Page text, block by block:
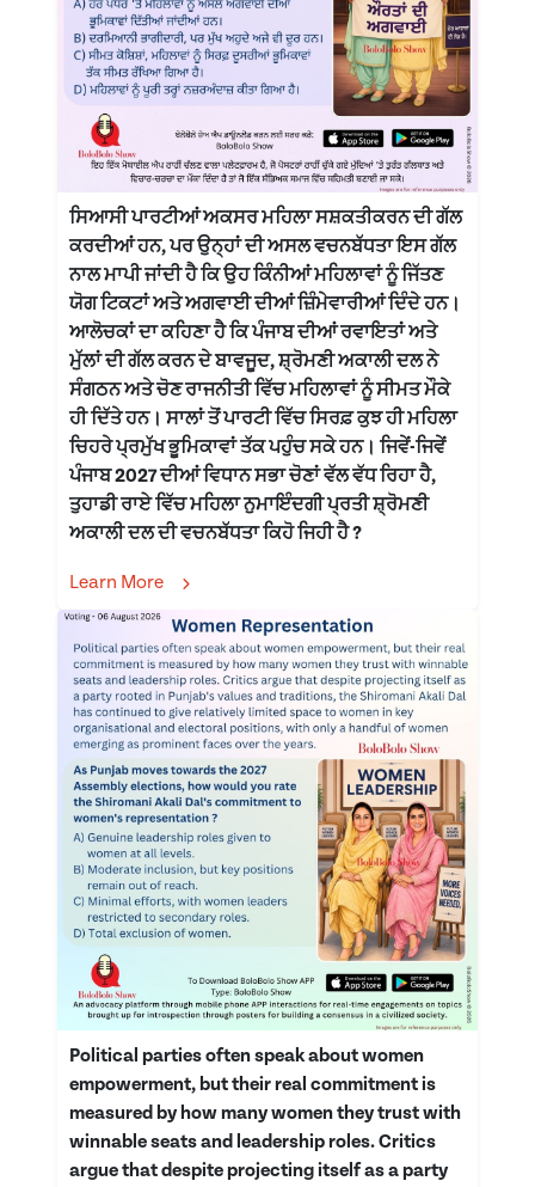
ਸਿਆਸੀ ਪਾਰਟੀਆਂ ਅਕਸਰ ਮਹਿਲਾ ਸਸ਼ਕਤੀਕਰਨ ਦੀ ਗੱਲ
ਕਰਦੀਆਂ ਹਨ, ਪਰ ਉਨ੍ਹਾਂ ਦੀ ਅਸਲ ਵਚਨਬੱਧਤਾ ਇਸ ਗੱਲ
ਨਾਲ ਮਾਪੀ ਜਾਂਦੀ ਹੈ ਕਿ ਉਹ ਕਿੰਨੀਆਂ ਮਹਿਲਾਵਾਂ ਨੂੰ ਜਿੱਤਣ
ਯੋਗ ਟਿਕਟਾਂ ਅਤੇ ਅਗਵਾਈ ਦੀਆਂ ਜ਼ਿੰਮੇਵਾਰੀਆਂ ਦਿੰਦੇ ਹਨ।
ਆਲੋਚਕਾਂ ਦਾ ਕਹਿਣਾ ਹੈ ਕਿ ਪੰਜਾਬ ਦੀਆਂ ਰਵਾਇਤਾਂ ਅਤੇ
ਮੁੱਲਾਂ ਦੀ ਗੱਲ ਕਰਨ ਦੇ ਬਾਵਜੂਦ, ਸ਼੍ਰੋਮਣੀ ਅਕਾਲੀ ਦਲ ਨੇ
ਸੰਗਠਨ ਅਤੇ ਚੋਣ ਰਾਜਨੀਤੀ ਵਿੱਚ ਮਹਿਲਾਵਾਂ ਨੂੰ ਸੀਮਤ ਮੌਕੇ
ਹੀ ਦਿੱਤੇ ਹਨ। ਸਾਲਾਂ ਤੋਂ ਪਾਰਟੀ ਵਿੱਚ ਸਿਰਫ਼ ਕੁਝ ਹੀ ਮਹਿਲਾ
ਚਿਹਰੇ ਪ੍ਰਮੁੱਖ ਭੂਮਿਕਾਵਾਂ ਤੱਕ ਪਹੁੰਚ ਸਕੇ ਹਨ। ਜਿਵੇਂ-ਜਿਵੇਂ
ਪੰਜਾਬ 2027 ਦੀਆਂ ਵਿਧਾਨ ਸਭਾ ਚੋਣਾਂ ਵੱਲ ਵੱਧ ਰਿਹਾ ਹੈ,
ਤੁਹਾਡੀ ਰਾਏ ਵਿੱਚ ਮਹਿਲਾ ਨੁਮਾਇੰਦਗੀ ਪ੍ਰਤੀ ਸ਼੍ਰੋਮਣੀ
ਅਕਾਲੀ ਦਲ ਦੀ ਵਚਨਬੱਧਤਾ ਕਿਹੋ ਜਿਹੀ ਹੈ ?
Learn More
Political parties often speak about women
empowerment, but their real commitment is
measured by how many women they trust with
winnable seats and leadership roles. Critics
argue that despite projecting itself as a party